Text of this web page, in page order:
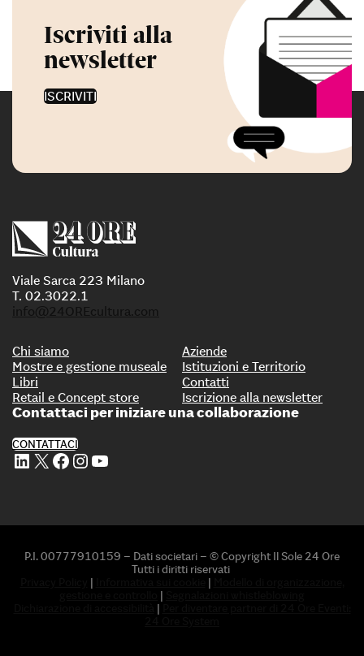
Iscriviti alla
newsletter
ISCRIVITI
Viale Sarca 223 Milano
T. 02.3022.1
info@24OREcultura.com
Chi siamo
Mostre e gestione museale
Libri
Retail e Concept store
Aziende
Istituzioni e Territorio
Contatti
Iscrizione alla newsletter
Contattaci per iniziare una collaborazione
CONTATTACI
Profilo Linkedin di 24 ORE Cultura Profilo X di 24 ORE Cultura Profilo Facebook di 24 ORE Cultura Profilo Instagram di 24 ORE Cultura Profilo Youtube di 24 ORE Cultura
P.I. 00777910159 – Dati societari – © Copyright Il Sole 24 Ore
Tutti i diritti riservati
| |
|
|